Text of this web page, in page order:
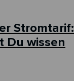
Stromtarif:
Du wissen